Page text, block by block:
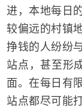
进，本地每日
较偏远的村镇
挣钱的人纷纷
站点，甚至形
面。在每日有
站点都尽可能